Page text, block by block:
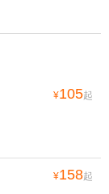
¥105起
¥158起